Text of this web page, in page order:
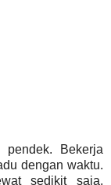
Bekerja
dengan waktu.
sedikit saja,